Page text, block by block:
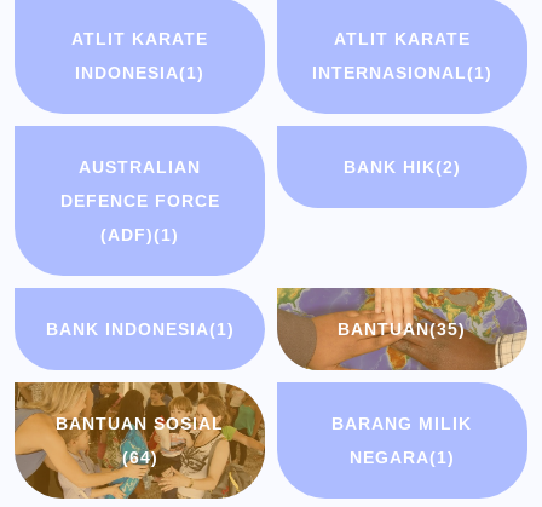
ATLIT KARATE
INDONESIA(1)
ATLIT KARATE
INTERNASIONAL(1)
AUSTRALIAN
DEFENCE FORCE
(ADF)(1)
BANK HIK(2)
BANK INDONESIA(1) BANTUAN(35)
BANTUAN SOSIAL
(64)
BARANG MILIK
NEGARA(1)